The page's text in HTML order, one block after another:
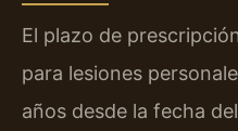
El plazo de
para lesiones
años desde la fecha